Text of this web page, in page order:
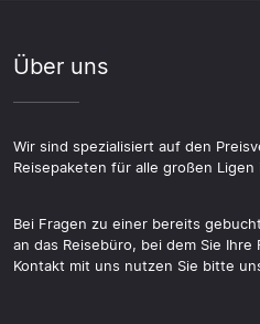
Über uns
Wir sind spezialisiert auf den
Reisepaketen für alle großen Ligen
Bei Fragen zu einer bereits
an das Reisebüro, bei dem Sie
Kontakt mit uns nutzen Sie bitte